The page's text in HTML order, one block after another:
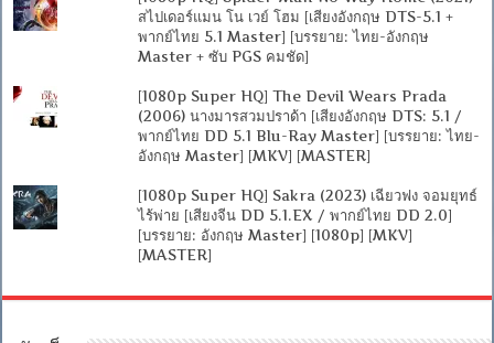
สไปเดอร์แมน โน เวย์ โฮม [เสียงอังกฤษ DTS-5.1 +
พากย์ไทย 5.1 Master] [บรรยาย: ไทย-อังกฤษ
Master + ซับ PGS คมชัด]
[1080p Super HQ] The Devil Wears Prada
(2006) นางมารสวมปราด้า [เสียงอังกฤษ DTS: 5.1 /
พากย์ไทย DD 5.1 Blu-Ray Master] [บรรยาย: ไทย-
อังกฤษ Master] [MKV] [MASTER]
[1080p Super HQ] Sakra (2023) เฉียวฟง จอมยุทธ์
ไร้พ่าย [เสียงจีน DD 5.1.EX / พากย์ไทย DD 2.0]
[บรรยาย: อังกฤษ Master] [1080p] [MKV]
[MASTER]